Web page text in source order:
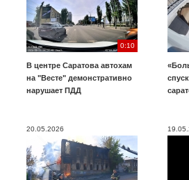
0:10
В центре Саратова автохам
на "Весте" демонстративно
нарушает ПДД
20.05.2026